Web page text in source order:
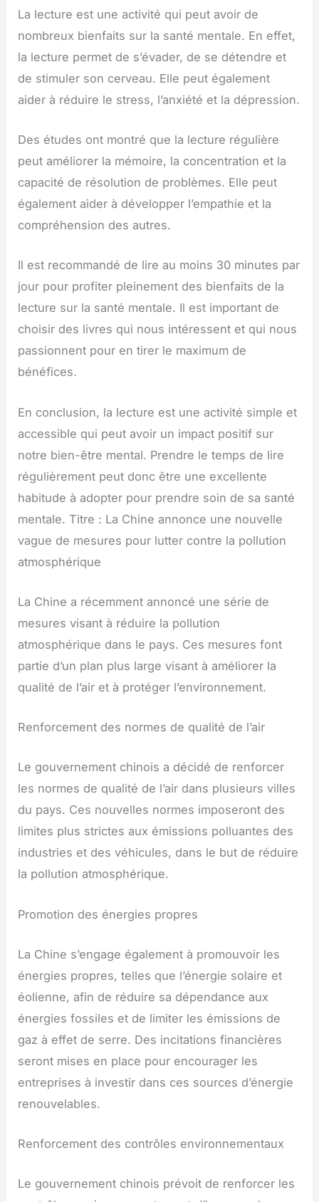
La lecture est une activité qui peut avoir de
nombreux bienfaits sur la santé mentale. En effet,
la lecture permet de s’évader, de se détendre et
de stimuler son cerveau. Elle peut également
aider à réduire le stress, l’anxiété et la dépression.
Des études ont montré que la lecture régulière
peut améliorer la mémoire, la concentration et la
capacité de résolution de problèmes. Elle peut
également aider à développer l’empathie et la
compréhension des autres.
Il est recommandé de lire au moins 30 minutes par
jour pour profiter pleinement des bienfaits de la
lecture sur la santé mentale. Il est important de
choisir des livres qui nous intéressent et qui nous
passionnent pour en tirer le maximum de
bénéfices.
En conclusion, la lecture est une activité simple et
accessible qui peut avoir un impact positif sur
notre bien-être mental. Prendre le temps de lire
régulièrement peut donc être une excellente
habitude à adopter pour prendre soin de sa santé
mentale. Titre : La Chine annonce une nouvelle
vague de mesures pour lutter contre la pollution
atmosphérique
La Chine a récemment annoncé une série de
mesures visant à réduire la pollution
atmosphérique dans le pays. Ces mesures font
partie d’un plan plus large visant à améliorer la
qualité de l’air et à protéger l’environnement.
Renforcement des normes de qualité de l’air
Le gouvernement chinois a décidé de renforcer
les normes de qualité de l’air dans plusieurs villes
du pays. Ces nouvelles normes imposeront des
limites plus strictes aux émissions polluantes des
industries et des véhicules, dans le but de réduire
la pollution atmosphérique.
Promotion des énergies propres
La Chine s’engage également à promouvoir les
énergies propres, telles que l’énergie solaire et
éolienne, afin de réduire sa dépendance aux
énergies fossiles et de limiter les émissions de
gaz à effet de serre. Des incitations financières
seront mises en place pour encourager les
entreprises à investir dans ces sources d’énergie
renouvelables.
Renforcement des contrôles environnementaux
Le gouvernement chinois prévoit de renforcer les